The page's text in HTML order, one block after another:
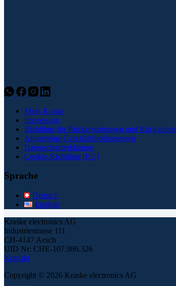
Mein Konto
Impressum
Richtlinie für Rückerstattungen und Rückgaben
Allgemeine Geschäftsbedingungen
Datenschutzerklärung
Cookie-Richtlinie (EU)
Sprache
Deutsch
English
Kraske electronics AG
Industriestrasse 111
CH-4147 Aesch
UID Nr: CHE-107.986.326
Kontakt
Copyright © 2026 Kraske electronics AG